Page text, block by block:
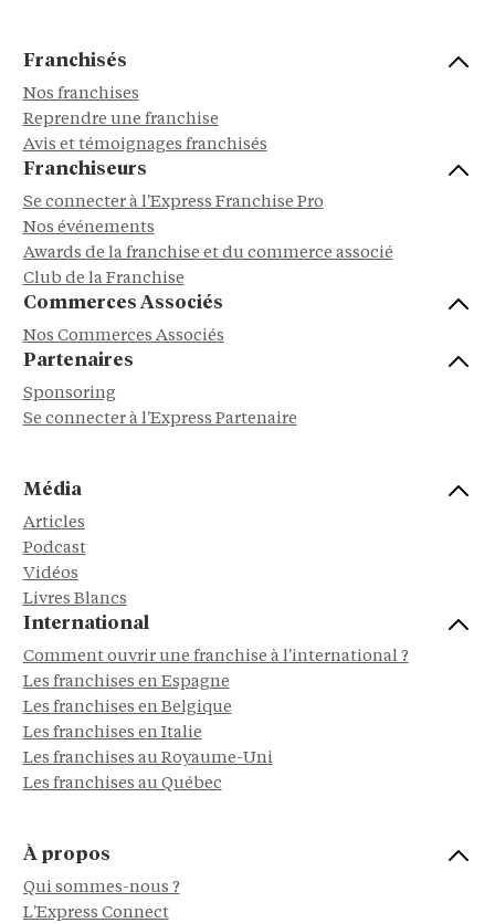
Franchisés
Nos franchises
Reprendre une franchise
Avis et témoignages franchisés
Franchiseurs
Se connecter à l'Express Franchise Pro
Nos événements
Awards de la franchise et du commerce associé
Club de la Franchise
Commerces Associés
Nos Commerces Associés
Partenaires
Sponsoring
Se connecter à l'Express Partenaire
Média
Articles
Podcast
Vidéos
Livres Blancs
International
Comment ouvrir une franchise à l'international ?
Les franchises en Espagne
Les franchises en Belgique
Les franchises en Italie
Les franchises au Royaume-Uni
Les franchises au Québec
À propos
Qui sommes-nous ?
L'Express Connect